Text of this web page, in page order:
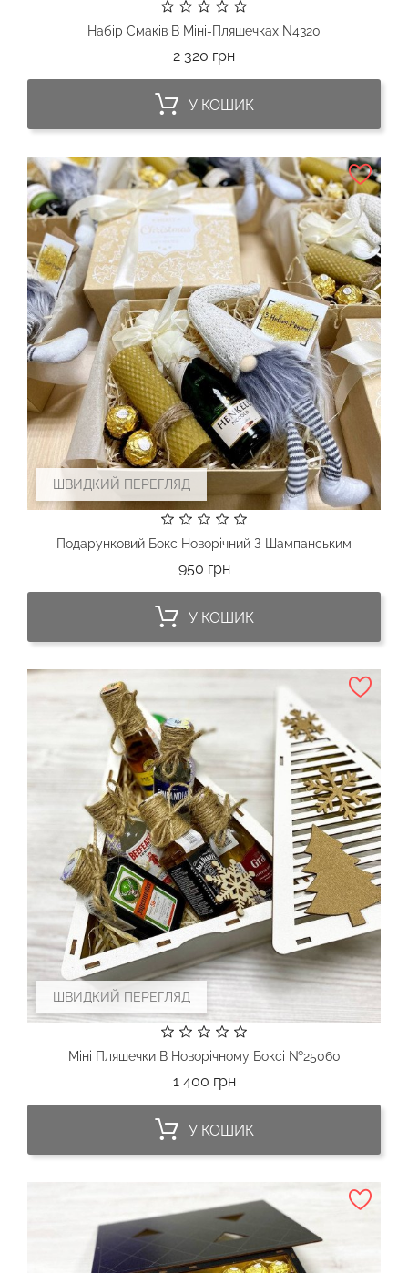
Набір Смаків В Міні-Пляшечках N4320
2 320 грнЦіна
У КОШИК
ШВИДКИЙ ПЕРЕГЛЯД
Подарунковий Бокс Новорічний З Шампанським
950 грнЦіна
У КОШИК
ШВИДКИЙ ПЕРЕГЛЯД
Міні Пляшечки В Новорічному Боксі №25060
1 400 грнЦіна
У КОШИК